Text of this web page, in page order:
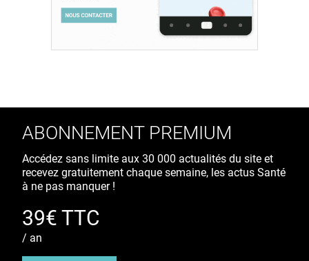
ABONNEMENT PREMIUM
Accédez sans limite aux 30 000 actualités du site et
recevez gratuitement chaque semaine, les actus Santé
à ne pas manquer !
39€ TTC
/ an